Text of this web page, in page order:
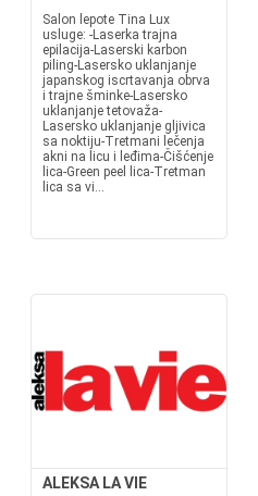
Salon lepote Tina Lux
usluge: -Laserka trajna
epilacija-Laserski karbon
piling-Lasersko uklanjanje
japanskog iscrtavanja obrva
i trajne šminke-Lasersko
uklanjanje tetovaža-
Lasersko uklanjanje gljivica
sa noktiju-Tretmani lečenja
akni na licu i leđima-Čišćenje
lica-Green peel lica-Tretman
lica sa vi...
ALEKSA LA VIE